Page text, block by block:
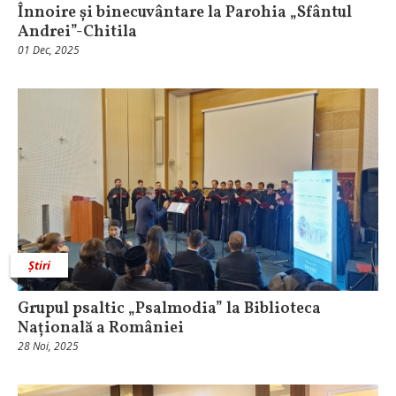
Înnoire și binecuvântare la Parohia „Sfântul
Andrei”-Chitila
01 Dec, 2025
Știri
Grupul psaltic „Psalmodia” la Biblioteca
Națională a României
28 Noi, 2025